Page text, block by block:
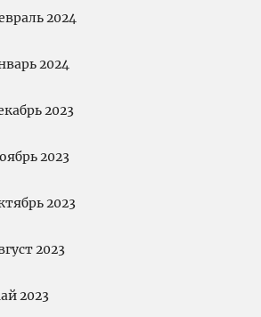
2024
2024
2023
2023
2023
2023
2023